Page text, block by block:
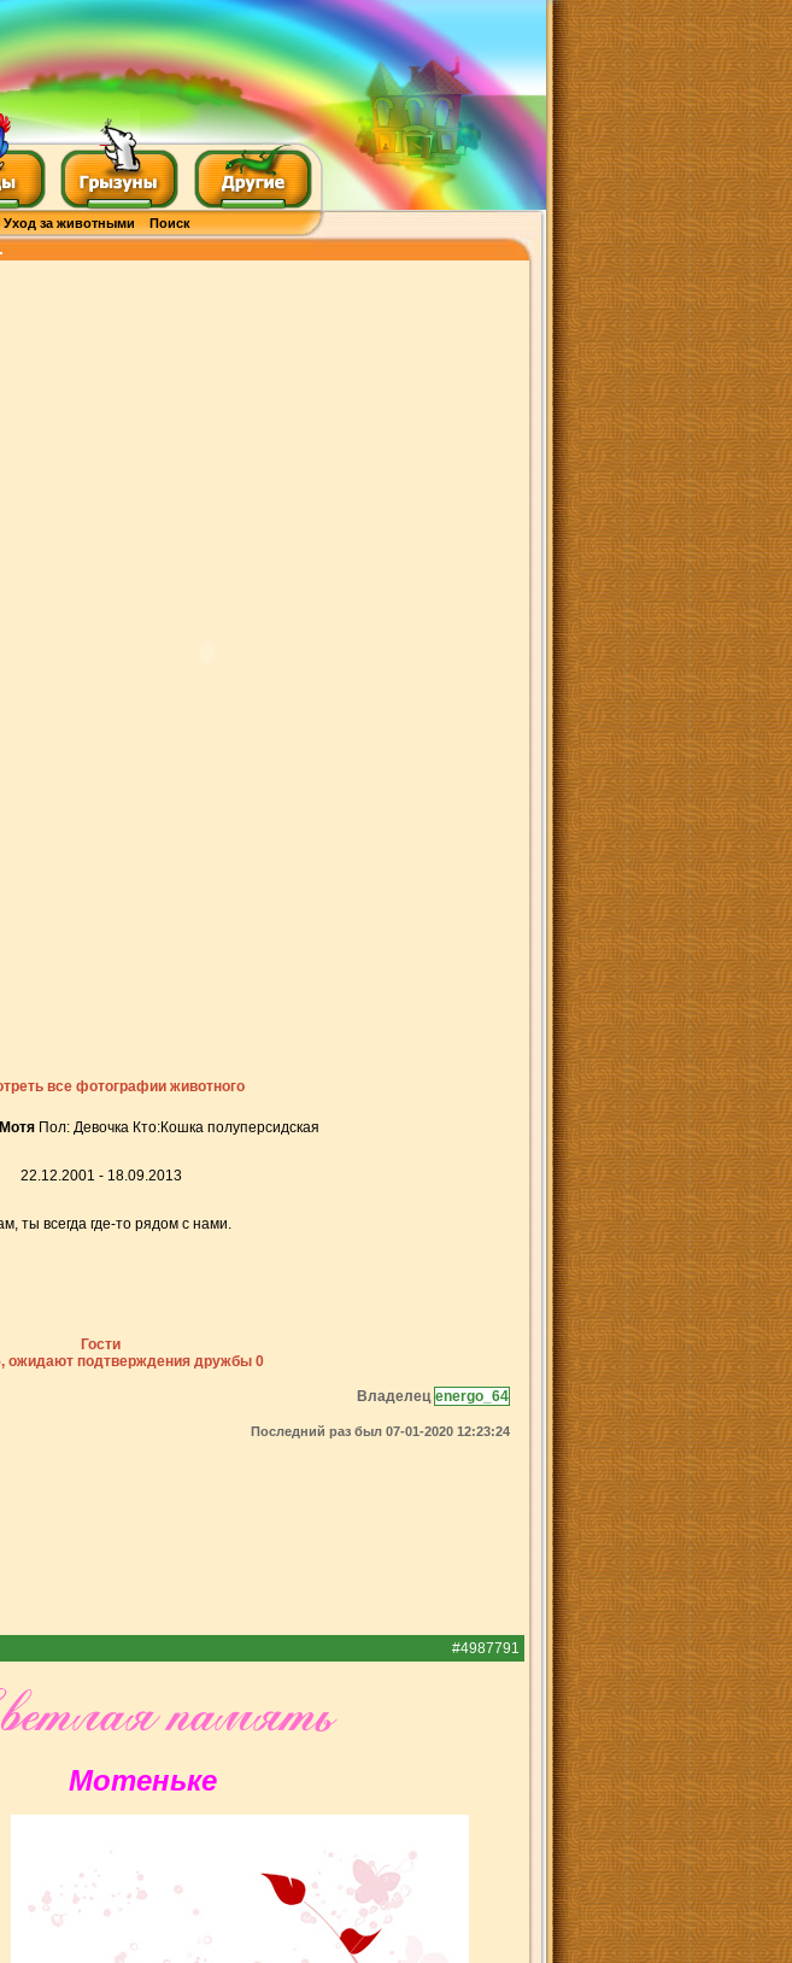
Уход за животными Поиск
все фотографии животного
Пол: Девочка Кто:Кошка полуперсидская
22.12.2001 - 18.09.2013
ты всегда где-то рядом с нами.
Гости
ожидают подтверждения дружбы 0
Владелец energo_64
Последний раз был 07-01-2020 12:23:24
#4987791
Мотеньке